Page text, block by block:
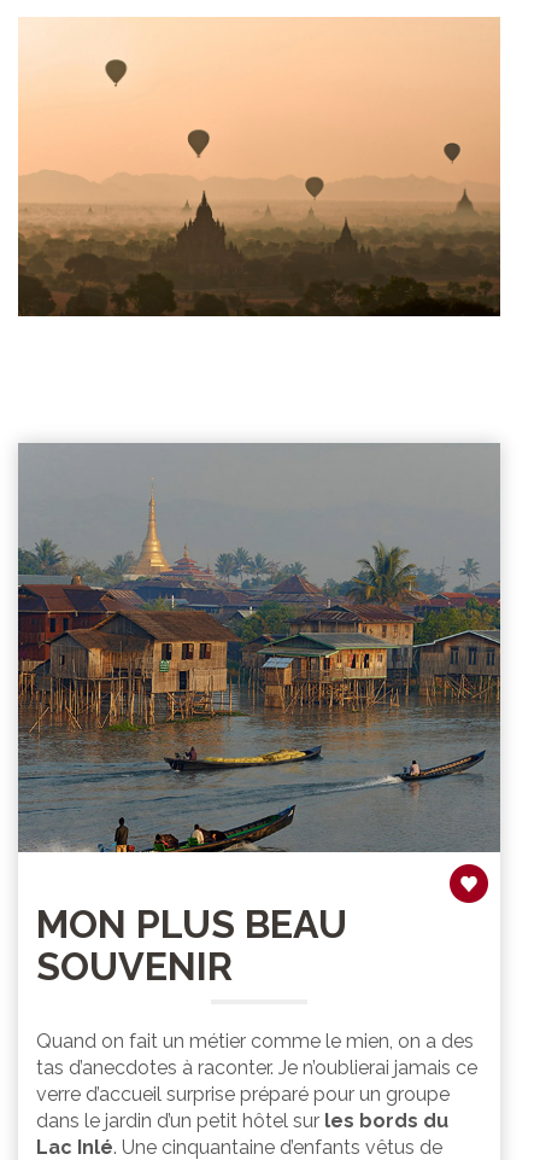
MON PLUS BEAU
SOUVENIR
Quand on fait un métier comme le mien, on a des
tas d’anecdotes à raconter. Je n’oublierai jamais ce
verre d’accueil surprise préparé pour un groupe
dans le jardin d’un petit hôtel sur les bords du
Lac Inlé. Une cinquantaine d’enfants vêtus de